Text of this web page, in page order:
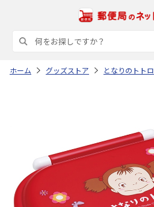
ホーム グッズストア となりのトトロ